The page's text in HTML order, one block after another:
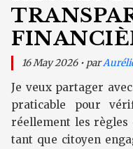
16 May 2026 • par
Je veux partager
praticable pour
réellement les règles
tant que citoyen